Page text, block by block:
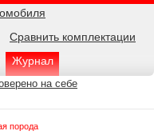
Сравнить комплектации
Журнал
на себе
порода